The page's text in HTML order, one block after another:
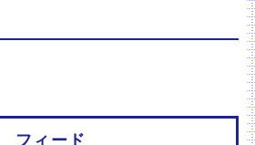
フィード